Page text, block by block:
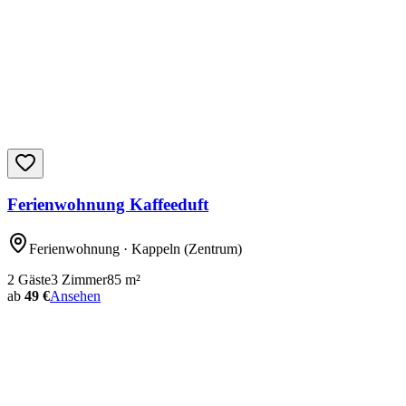
Ferienwohnung Kaffeeduft
Ferienwohnung · Kappeln (Zentrum)
2 Gäste3 Zimmer85 m²
ab 49 €Ansehen